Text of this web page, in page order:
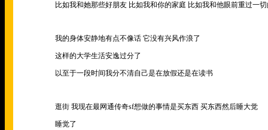
比如我和她那些好朋友 比如我和你的家庭 比如我和他眼前重过一
我的身体安静地有点不像话 它没有兴风作浪了
这样的大学生活安逸过分了
以至于一段时间我分不清自己是在放假还是在读书
逛街 我现在最网通传奇sf想做的事情是买东西 买东西然后睡大觉
睡觉了